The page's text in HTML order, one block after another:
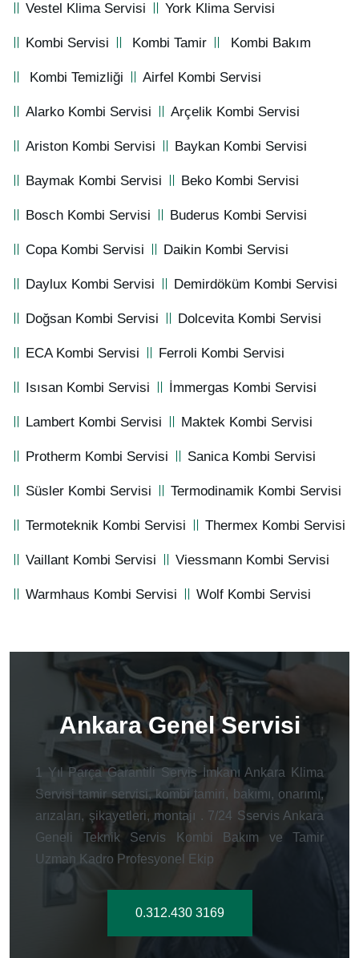
Vestel Klima Servisi York Klima Servisi
Kombi Servisi Kombi Tamir Kombi Bakım
Kombi Temizliği Airfel Kombi Servisi
Alarko Kombi Servisi Arçelik Kombi Servisi
Ariston Kombi Servisi Baykan Kombi Servisi
Baymak Kombi Servisi Beko Kombi Servisi
Bosch Kombi Servisi Buderus Kombi Servisi
Copa Kombi Servisi Daikin Kombi Servisi
Daylux Kombi Servisi Demirdöküm Kombi Servisi
Doğsan Kombi Servisi Dolcevita Kombi Servisi
ECA Kombi Servisi Ferroli Kombi Servisi
Isısan Kombi Servisi İmmergas Kombi Servisi
Lambert Kombi Servisi Maktek Kombi Servisi
Protherm Kombi Servisi Sanica Kombi Servisi
Süsler Kombi Servisi Termodinamik Kombi Servisi
Termoteknik Kombi Servisi Thermex Kombi Servisi
Vaillant Kombi Servisi Viessmann Kombi Servisi
Warmhaus Kombi Servisi Wolf Kombi Servisi
Ankara Genel Servisi
1 Yıl Parça Garantili Servis İmkanı Ankara Klima
Servisi tamir servisi, kombi tamiri, bakımı, onarımı,
arızaları, şikayetleri, montajı . 7/24 Sservis Ankara
Geneli Teknik Servis Kombi Bakım ve Tamir
Uzman Kadro Profesyonel Ekip
0.312.430 3169